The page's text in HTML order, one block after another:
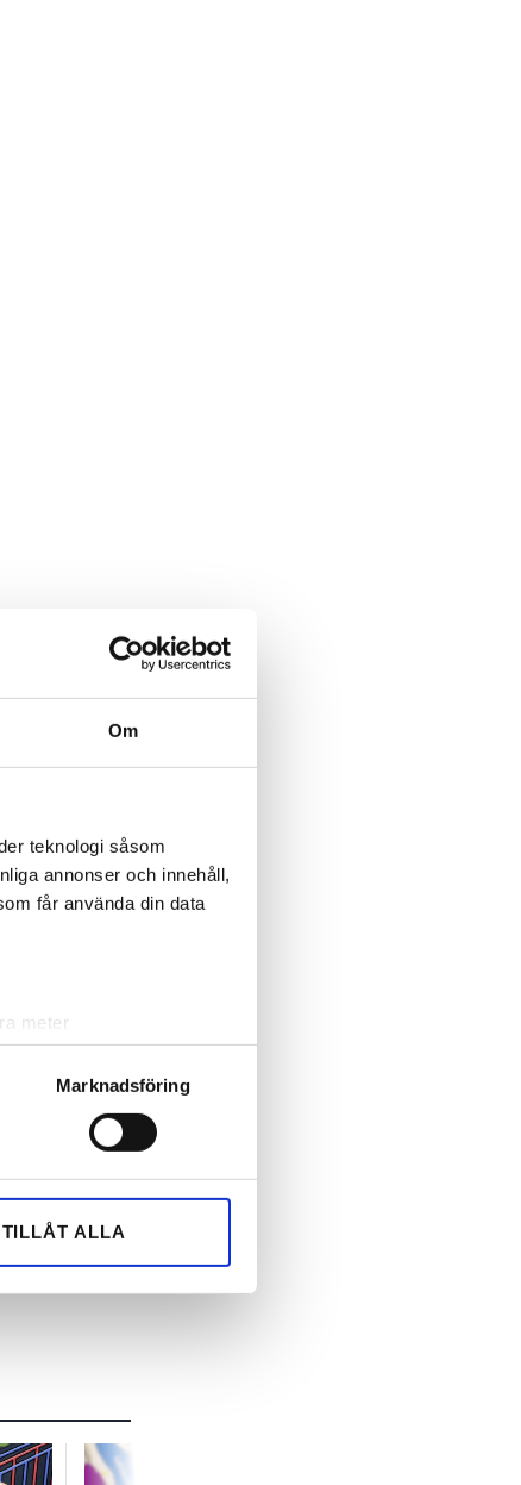
Om
teknologi såsom
annonser och innehåll,
får använda din data
meter
. Du kan ändra
från din enhet
kombinera informationen
Marknadsföring
TILLÅT ALLA